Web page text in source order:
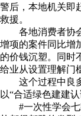
警后，本地机关即
救援。
各地消费者协会
增项的案件同比增
的价钱沉塑。同时
给业从设置理解门
这个过程中良多
以“合适绿色建建
#一次性学会七